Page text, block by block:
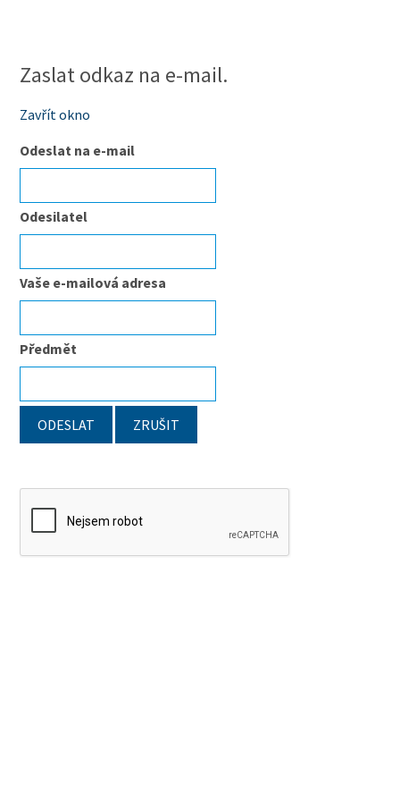
Zaslat odkaz na e-mail.
Zavřít okno
Odeslat na e-mail
Odesilatel
Vaše e-mailová adresa
Předmět
ODESLAT ZRUŠIT